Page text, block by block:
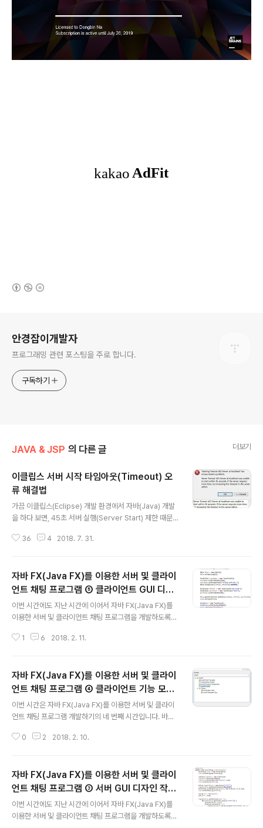
안경잡이개발자
프로그래밍 관련 포스팅을 주로 합니다.
구독하기
JAVA & JSP 의 다른 글 더보기
이클립스 서버 시작 타임아웃(Timeout) 오
류 해결법
가끔 이클립스(Eclipse) 개발 환경에서 자바(Java) 개발
을 하다 보면, 45초 서버 실행(Server Start) 제한 때문
작이 안 되면 문제가 있다고 보기 때문이에요. 다만 서버에
그럴 때 45초 제한을 해제하는 방법을 알려드리고자 합니
다. 오류 메시지: Server Tomcat v8.5 Server at loc
alhost was unable to start within 45 seconds. If t
he server requires more time, try increasing th
36 4 2018. 7. 31.
자바 FX(Java FX)를 이용한 서버 및 클라이
언트 채팅 프로그램 ⑤ 클라이언트 GUI 디자
인 작업하기
이번 시간에도 지난 시간에 이어서 자바 FX(Java FX)를
이용한 서버 및 클라이언트 채팅 프로그램을 개발하도록
그램의 GUI를 작업하도록 할 것입니다. 서버로 메시지를
램 또한 프로그램 자체가 작고 디자인 구성요소가 별로 없
다는 점에서 자바 소스코드로 간단하게 작성할 수 있을 것
입니다. 바로 클라이언트 프로그램을 실질적으로 작동시키
는 start() 함수를 작업해보도록 하겠습니다. 소스코드가
많기 때문에 어쩔 수 없습니다. 보시면 접속을 할 때 client
1 6 2018. 2. 11.
자바 FX(Java FX)를 이용한 서버 및 클라이
언트 채팅 프로그램 ④ 클라이언트 기능 모듈
작성하기
이번 시간은 자바 FX(Java FX)를 이용한 서버 및 클라이
언트 채팅 프로그램 개발하기의 네 번째 시간입니다. 바로
언트 프로그램이라고 할 수 있는 Chat Client 프로젝트를
접속하여 서버와 통신하는 구조를 가집니다. 바로 한 번 이
클립스에서 JavaFX 프로젝트를 새롭게 생성하여 이름을
Chat Client라고 설정해줍시다. 서버 프로그램을 만들었
을 때와 비슷하죠. 바로 프로젝트를 생성해주겠습니다. Ja
vaFX로요. 위와 같이 이름을 Chat Client라고 설정해줍
0 2 2018. 2. 10.
자바 FX(Java FX)를 이용한 서버 및 클라이
언트 채팅 프로그램 ③ 서버 GUI 디자인 작업
하기
이번 시간에도 지난 시간에 이어서 자바 FX(Java FX)를
이용한 서버 및 클라이언트 채팅 프로그램을 개발하도록